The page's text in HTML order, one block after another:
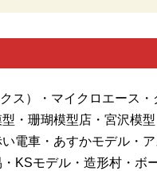
ス）・マイクロエース
・珊瑚模型店・宮沢模
電車・あすかモデル・
KSモデル・造形村・